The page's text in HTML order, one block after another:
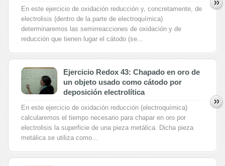
En este ejercicio de oxidación reducción y, concretamente, de
electrolisis (dentro de la parte de electroquímica)
determinaremos las semirreacciones de oxidación y de
reducción que tienen lugar el cátodo (se...
Ejercicio Redox 43: Chapado en oro de
un objeto usado como cátodo por
deposición electrolítica
En este ejercicio de oxidación reducción (electroquímica)
calcularemos el tiempo necesario para chapar en oro por
electrolisis la superficie de una pieza metálica. Dicha pieza
metálica se utiliza como...